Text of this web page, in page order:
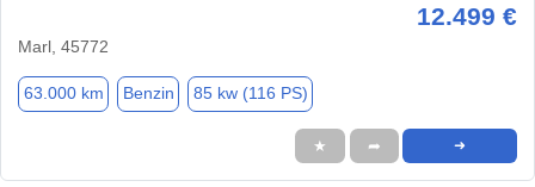
12.499 €
Marl, 45772
63.000 km Benzin 85 kw (116 PS)
★ ➦ ➜